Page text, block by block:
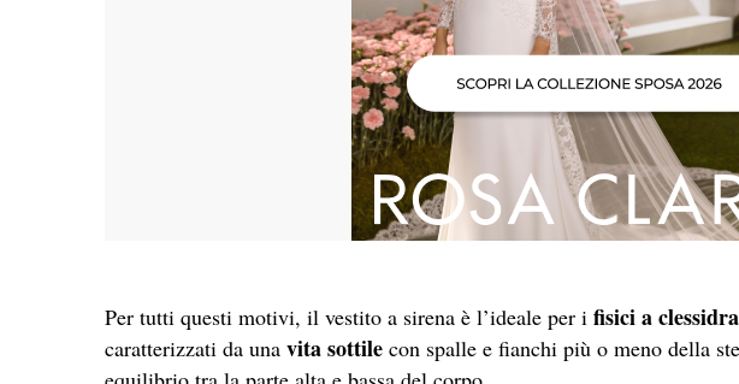
Per tutti questi motivi, il vestito a sirena è l’ideale per i fisici a clessidra
caratterizzati da una vita sottile con spalle e fianchi più o meno della